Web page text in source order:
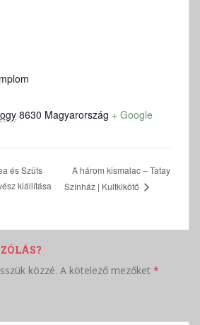
8630 Magyarország + Google
és Szüts
kiállítása
A három kismalac – Tatay
Színház | Kultkikötő
közzé. A kötelező mezőket *